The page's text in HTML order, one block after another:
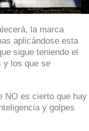
la marca
aplicándose esta
sigue teniendo el
y los que se
NO es cierto que hay
y golpes